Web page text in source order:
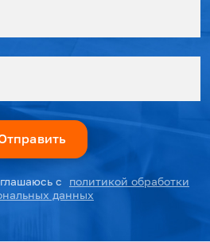
с
политикой обработки
данных